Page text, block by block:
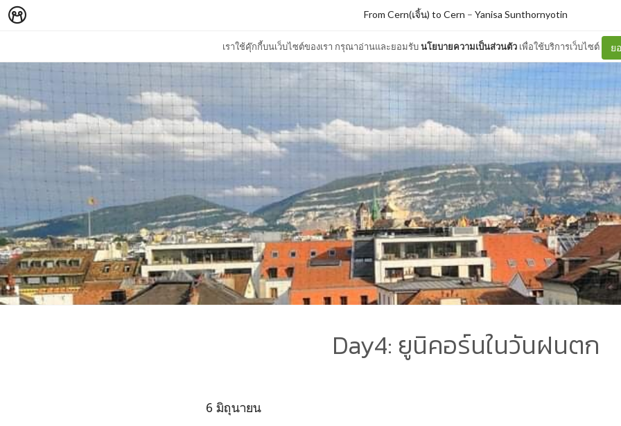
เราใช้คุ๊กกี้บนเว็บไซต์ของเรา กรุณาอ่านและยอมรับนโยบายความเป็นส่วนตัว เพื่อใช้บริการเว็บไซต์ ย
From Cern(เจิ้น) to Cern – Yanisa Sunthornyotin
Day4: ยูนิคอร์นในวันฝนตก
6 มิถุนายน